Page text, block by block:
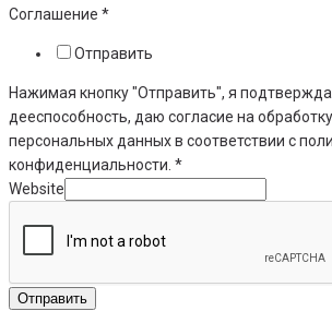
Соглашение *
Отправить
Нажимая кнопку "Отправить", я
дееспособность, даю согласие на
персональных данных в соответствии с
конфиденциальности. *
Website
Отправить